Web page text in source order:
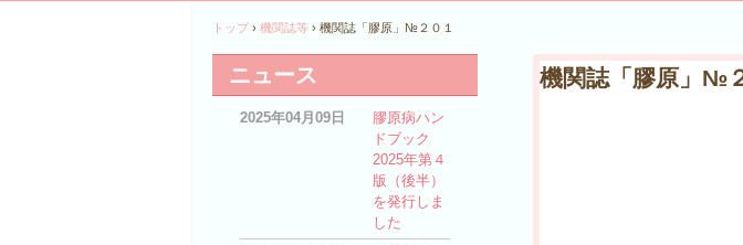
トップ › 機関誌等 › 機関誌「膠原」№２０１
機関誌「膠原」№
ニュース
2025年04月09日
膠原病ハン
ドブック
2025年第４
版（後半）
を発行しま
した